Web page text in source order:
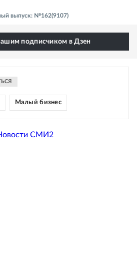
выпуск: №162(9107)
подписчиком в Дзен
Малый бизнес
СМИ2